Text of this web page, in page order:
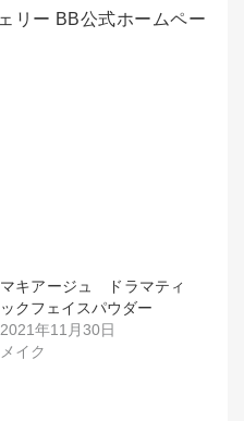
リー BB公式ホームペー
マキアージュ ドラマティ
ックフェイスパウダー
2021年11月30日
メイク